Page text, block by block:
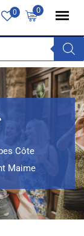
0
0
Côte
Maime